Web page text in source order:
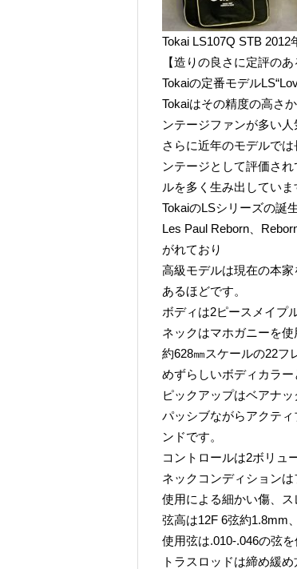
Tokai LS107Q STB 2012
【造りの良さに定評のあ
Tokaiの定番モデル
Tokaiはその精度の高さ
ンテージファンが多い人
さらに近年のモデルで
ンテージとして評価さ
ルを多く生み出していま
TokaiのLSシリーズの誕
Les Paul Reborn、
がれており
高級モデルは現在の本
あるほどです。
ボディは2ピースメイプ
ネックはマホガニーを
約628㎜スケールの22フ
めずらしいボディカラー
ピックアップはベアナ
パッシブながらアクテ
ンドです。
コントロールは2ボリュ
ネックコンディションは
使用による細かい傷、ス
弦高は12F 6弦約1.8mm
使用弦は.010-.046の弦を
トラスロッドは締め緩